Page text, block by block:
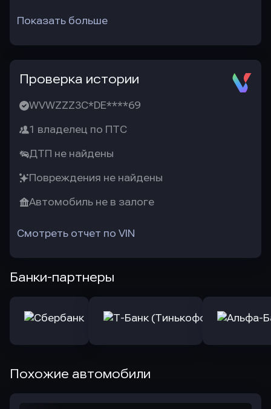
Показать больше
Проверка истории
WVWZZZ3C*DE****69
1 владелец по ПТС
ДТП не найдены
Повреждения не найдены
Автомобиль не в залоге
Смотреть отчет по VIN
Банки-партнеры
Похожие автомобили